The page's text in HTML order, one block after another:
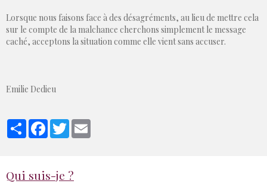
Lorsque nous faisons face à des désagréments, au lieu de mettre cela
sur le compte de la malchance cherchons simplement le message
caché, acceptons la situation comme elle vient sans accuser.
Emilie Dedieu
PartagerFacebook
Twitter
Qui suis-je ?